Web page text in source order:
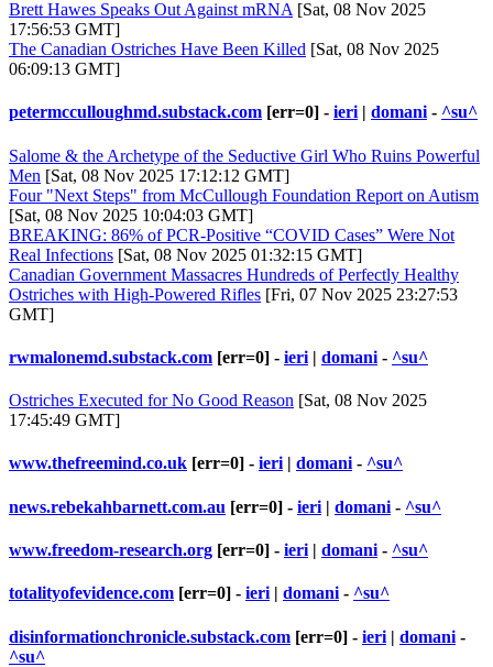
Brett Hawes Speaks Out Against mRNA [Sat, 08 Nov 2025
17:56:53 GMT]
The Canadian Ostriches Have Been Killed [Sat, 08 Nov 2025
06:09:13 GMT]
petermcculloughmd.substack.com [err=0] - ieri | domani - ^su^
Salome & the Archetype of the Seductive Girl Who Ruins Powerful
Men [Sat, 08 Nov 2025 17:12:12 GMT]
Four "Next Steps" from McCullough Foundation Report on Autism
[Sat, 08 Nov 2025 10:04:03 GMT]
BREAKING: 86% of PCR-Positive “COVID Cases” Were Not
Real Infections [Sat, 08 Nov 2025 01:32:15 GMT]
Canadian Government Massacres Hundreds of Perfectly Healthy
Ostriches with High-Powered Rifles [Fri, 07 Nov 2025 23:27:53
GMT]
rwmalonemd.substack.com [err=0] - ieri | domani - ^su^
Ostriches Executed for No Good Reason [Sat, 08 Nov 2025
17:45:49 GMT]
www.thefreemind.co.uk [err=0] - ieri| domani- ^su^
news.rebekahbarnett.com.au [err=0] - ieri | domani - ^su^
www.freedom-research.org [err=0] - ieri | domani - ^su^
totalityofevidence.com [err=0] - ieri | domani - ^su^
disinformationchronicle.substack.com [err=0] - ieri | domani -
^su^